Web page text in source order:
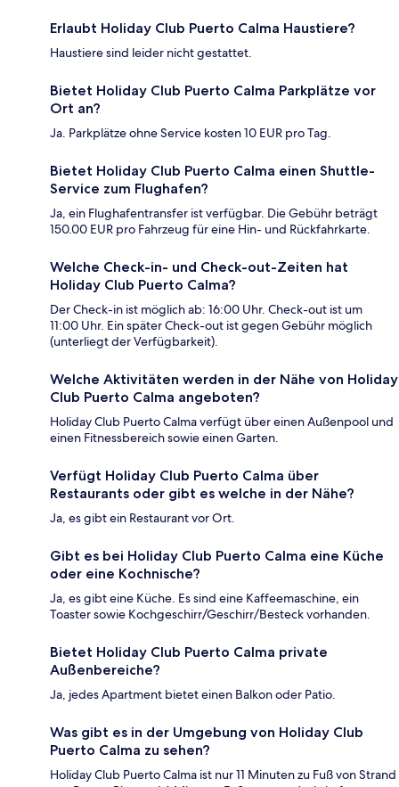
Erlaubt Holiday Club Puerto Calma Haustiere?
Haustiere sind leider nicht gestattet.
Bietet Holiday Club Puerto Calma Parkplätze vor
Ort an?
Ja. Parkplätze ohne Service kosten 10 EUR pro Tag.
Bietet Holiday Club Puerto Calma einen Shuttle-
Service zum Flughafen?
Ja, ein Flughafentransfer ist verfügbar. Die Gebühr beträgt
150.00 EUR pro Fahrzeug für eine Hin- und Rückfahrkarte.
Welche Check-in- und Check-out-Zeiten hat
Holiday Club Puerto Calma?
Der Check-in ist möglich ab: 16:00 Uhr. Check-out ist um
11:00 Uhr. Ein später Check-out ist gegen Gebühr möglich
(unterliegt der Verfügbarkeit).
Welche Aktivitäten werden in der Nähe von Holiday
Club Puerto Calma angeboten?
Holiday Club Puerto Calma verfügt über einen Außenpool und
einen Fitnessbereich sowie einen Garten.
Verfügt Holiday Club Puerto Calma über
Restaurants oder gibt es welche in der Nähe?
Ja, es gibt ein Restaurant vor Ort.
Gibt es bei Holiday Club Puerto Calma eine Küche
oder eine Kochnische?
Ja, es gibt eine Küche. Es sind eine Kaffeemaschine, ein
Toaster sowie Kochgeschirr/Geschirr/Besteck vorhanden.
Bietet Holiday Club Puerto Calma private
Außenbereiche?
Ja, jedes Apartment bietet einen Balkon oder Patio.
Was gibt es in der Umgebung von Holiday Club
Puerto Calma zu sehen?
Holiday Club Puerto Calma ist nur 11 Minuten zu Fuß von Strand